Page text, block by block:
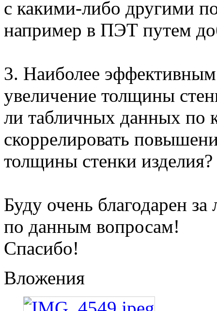
с какими-либо другими
например в ПЭТ путем
3. Наиболее
увеличение толщины
ли табличных данных
скоррелировать
толщины стенки изделия?
Буду очень благодарен
по данным вопросам!
Спасибо!
Вложения